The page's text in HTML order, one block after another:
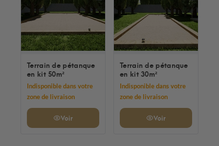
Terrain de pétanque
en kit 50m²
Indisponible dans votre
zone de livraison
Voir
Terrain de pétanque
en kit 30m²
Indisponible dans votre
zone de livraison
Voir